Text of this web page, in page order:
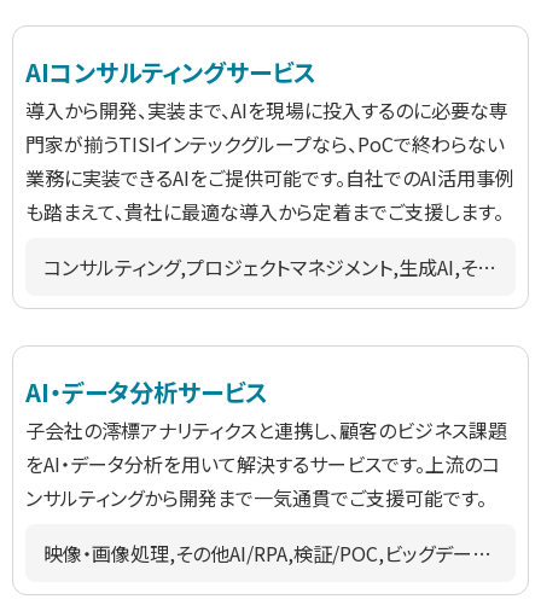
AIコンサルティングサービス
導入から開発、実装まで、AIを現場に投入するのに必要な専
門家が揃うTISIインテックグループなら、PoCで終わらない
業務に実装できるAIをご提供可能です。自社でのAI活用事例
も踏まえて、貴社に最適な導入から定着までご支援します。
コンサルティング,プロジェクトマネジメント,生成AI,その他AI/RPA,検証/POC,教育/トレーニング,業種共通
AI・データ分析サービス
子会社の澪標アナリティクスと連携し、顧客のビジネス課題
をAI・データ分析を用いて解決するサービスです。上流のコ
ンサルティングから開発まで一気通貫でご支援可能です。
映像・画像処理,その他AI/RPA,検証/POC,ビッグデータ,BI/データマネジメント,業種共通